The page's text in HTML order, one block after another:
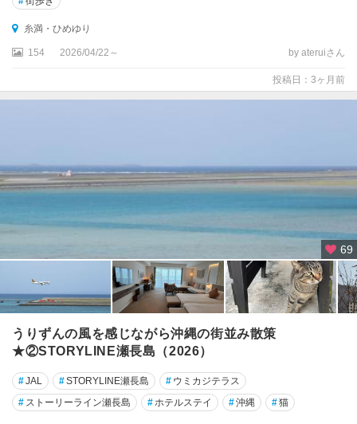
糸満・ひめゆり
154 2026/04/22～ by ateruiさん
投稿日：3ヶ月前
69
うりずんの風を感じながら沖縄の街並み散策
★②STORYLINE瀬長島（2026）
#JAL #STORYLINE瀬長島 # ウミカジテラス
# ストーリーライン瀬長島 #ホテルステイ #沖縄 #猫